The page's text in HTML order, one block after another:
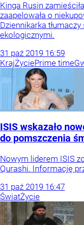
Kinga Rusin
zaapelowała o
Dziennikarka
ekologicznymi.
31 paź 2019 16:59
KrajŻyciePrime time
ISIS wskazało
do pomszczenia
Nowym liderem ISIS
Qurashi. Informację
31 paź 2019 16:47
ŚwiatŻycie